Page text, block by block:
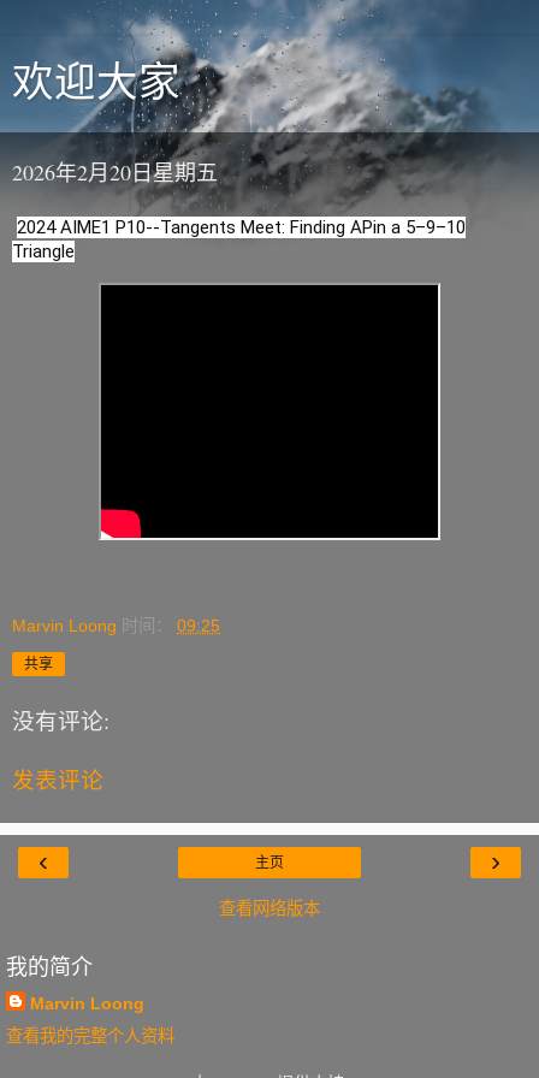
欢迎大家
2026年2月20日星期五
2024 AIME1 P10--Tangents Meet: Finding APin a 5–9–10
Triangle
Marvin Loong 时间： 09:25
共享
没有评论:
发表评论
‹ ›
主页
查看网络版本
我的简介
Marvin Loong
查看我的完整个人资料